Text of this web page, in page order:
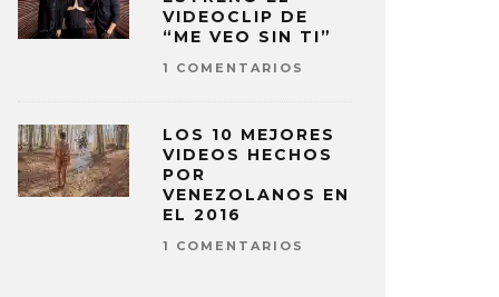
VIDEOCLIP DE
“ME VEO SIN TI”
1 COMENTARIOS
LOS 10 MEJORES
VIDEOS HECHOS
POR
VENEZOLANOS EN
EL 2016
1 COMENTARIOS